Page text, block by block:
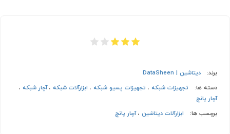
برند:
دیتاشین | DataSheen
دسته ها:
تجهیزات شبکه، تجهیزات پسیو شبکه، ابزارآلات شبکه، آچار شبکه،
آچار پانچ
برچسب ها:
ابزارآلات دیتاشین، آچار پانچ